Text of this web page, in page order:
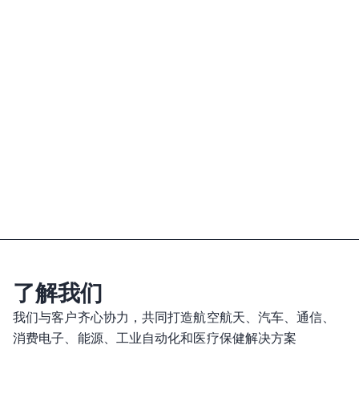
了解我们
我们与客户齐心协力，共同打造航空航天、汽车、通信、
消费电子、能源、工业自动化和医疗保健解决方案